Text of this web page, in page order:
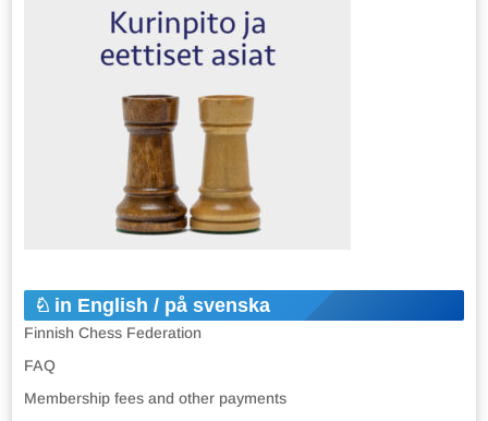
in English / på svenska
Finnish Chess Federation
FAQ
Membership fees and other payments